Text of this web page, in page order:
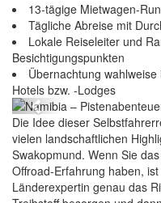
13-tägige Mietwagen-
Tägliche Abreise mit
Lokale Reiseleiter und
Besichtigungspunkten
Übernachtung
Hotels bzw. -Lodges
Namibia
Previous
Die Idee dieser
vielen landschaftlichen
Swakopmund. Wenn Sie
Offroad-Erfahrung haben,
Länderexpertin genau das